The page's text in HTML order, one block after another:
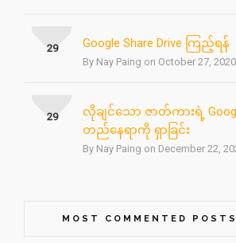
Google Share Drive ကြည့်ရန်
By Nay Paing on October 27, 2020
29
လိုချင်သော ဇာတ်ကားရဲ့
တည်နေရာကို ရှာခြင်း
By Nay Paing on December 22,
29
MOST COMMENTED